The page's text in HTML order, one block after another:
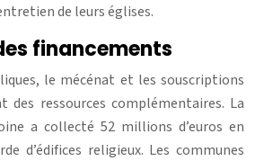
de leurs églises.
financements
le mécénat et les souscriptions
des ressources complémentaires. La
a collecté 52 millions d’euros en
d’édifices religieux. Les communes